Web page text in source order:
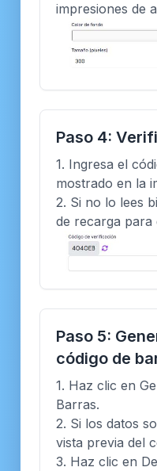
impresiones de
Paso 4:
1. Ingresa el
mostrado en la
2. Si no lo lees
de recarga
Paso 5:
código de
1. Haz clic en
Barras.
2. Si los datos
vista previa del
3. Haz clic en